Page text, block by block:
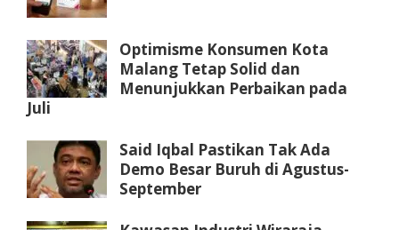
Optimisme Konsumen Kota
Malang Tetap Solid dan
Menunjukkan Perbaikan pada
Juli
Said Iqbal Pastikan Tak Ada
Demo Besar Buruh di Agustus-
September